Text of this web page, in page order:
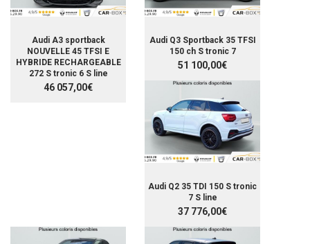
Audi A3 sportback
NOUVELLE 45 TFSI E
HYBRIDE RECHARGEABLE
272 S tronic 6 S line
46 057,00€
Audi Q3 Sportback 35 TFSI
150 ch S tronic 7
51 100,00€
Audi Q2 35 TDI 150 S tronic
7 S line
37 776,00€